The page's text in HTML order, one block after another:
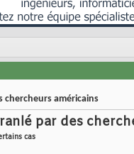
chercheurs américains
par des
cas